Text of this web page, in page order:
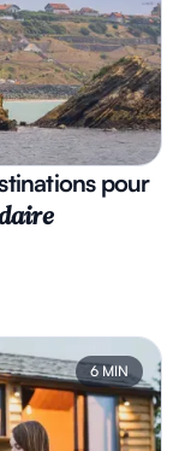
pour
6 MIN